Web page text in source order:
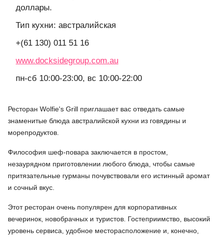
доллары.
Тип кухни: австралийская
+(61 130) 011 51 16
www.docksidegroup.com.au
пн-сб 10:00-23:00, вс 10:00-22:00
Ресторан Wolfie's Grill приглашает вас отведать самые
знаменитые блюда австралийской кухни из говядины и
морепродуктов.
Философия шеф-повара заключается в простом,
незаурядном приготовлении любого блюда, чтобы самые
притязательные гурманы почувствовали его истинный аромат
и сочный вкус.
Этот ресторан очень популярен для корпоративных
вечеринок, новобрачных и туристов. Гостеприимство, высокий
уровень сервиса, удобное месторасположение и, конечно,